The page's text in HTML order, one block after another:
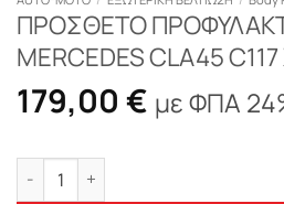
ΠΡΟΣΘΕΤΟ
MERCEDES CLA45
179,00 € με ΦΠΑ
ΠΡΟΣΘΕΤΟ ΠΡΟΦΥΛΑΚΤΗΡΑ ΓΙΑ